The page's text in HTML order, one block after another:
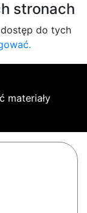
stronach
do tych
materiały